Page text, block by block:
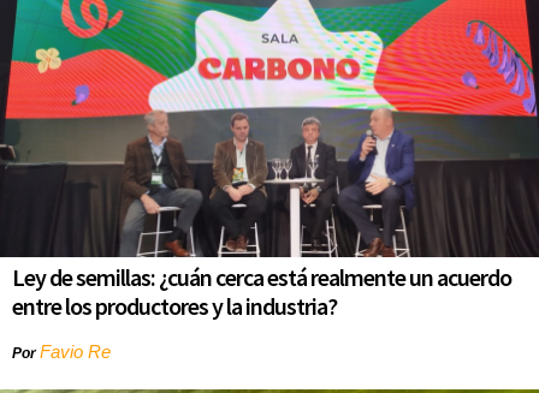
Ley de semillas: ¿cuán cerca está realmente un acuerdo
entre los productores y la industria?
PorFavio Re